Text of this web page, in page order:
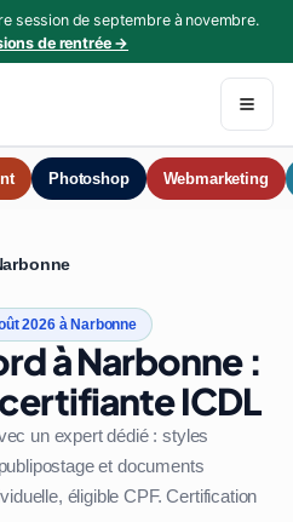
session de septembre à novembre.
de rentrée →
Photoshop Webmarketing
2026 à Narbonne
à Narbonne :
ICDL
un expert dédié : styles
et documents
éligible CPF. Certification